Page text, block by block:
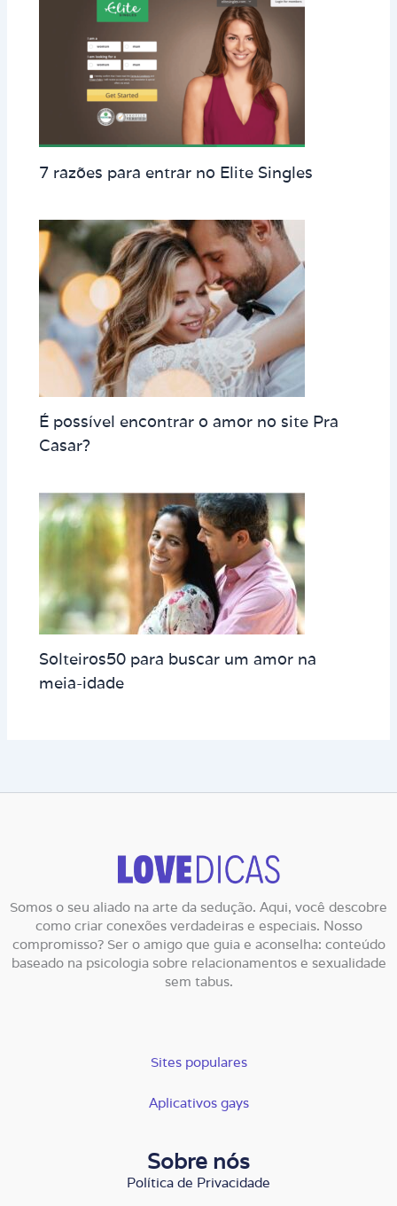
7 razões para entrar no Elite Singles
É possível encontrar o amor no site Pra
Casar?
Solteiros50 para buscar um amor na
meia-idade
Somos o seu aliado na arte da sedução. Aqui, você descobre
como criar conexões verdadeiras e especiais. Nosso
compromisso? Ser o amigo que guia e aconselha: conteúdo
baseado na psicologia sobre relacionamentos e sexualidade
sem tabus.
Sites populares
Aplicativos gays
Sobre nós
Política de Privacidade